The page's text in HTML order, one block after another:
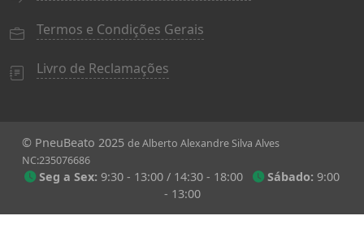
Termos e Condições Gerais
Livro de Reclamações
© PneuBeato 2025 de Alberto Alexandre Silva Alves
NC:235076686
Seg a Sex: 9:30 - 13:00 / 14:30 - 18:00 Sábado: 9:00
- 13:00